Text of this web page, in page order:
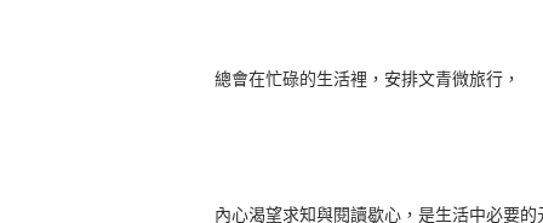
總會在忙碌的生活裡，安排文青微旅行，
內心渴望求知與閱讀歇心，是生活中必要的